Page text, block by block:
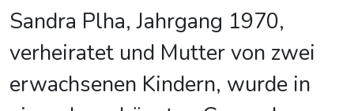
Sandra Plha, Jahrgang 1970,
verheiratet und Mutter von zwei
erwachsenen Kindern, wurde in